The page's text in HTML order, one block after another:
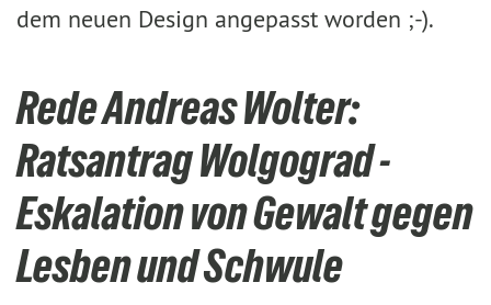
dem neuen Design angepasst worden ;-).
Rede Andreas Wolter:
Ratsantrag Wolgograd -
Eskalation von Gewalt gegen
Lesben und Schwule